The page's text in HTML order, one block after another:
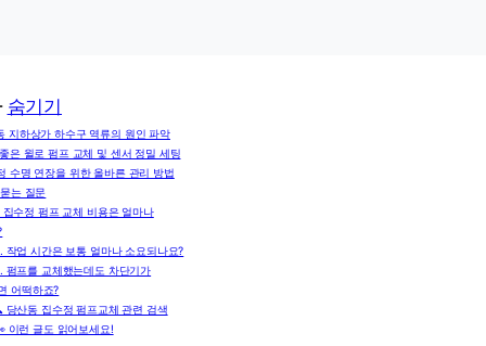
숨기기
지하상가 하수구 역류의 원인 파악
은 윌로 펌프 교체 및 센서 정밀 세팅
수명 연장을 위한 올바른 관리 방법
는 질문
집수정 펌프 교체 비용은 얼마나
작업 시간은 보통 얼마나 소요되나요?
펌프를 교체했는데도 차단기가
어떡하죠?
당산동 집수정 펌프교체 관련 검색
이런 글도 읽어보세요!